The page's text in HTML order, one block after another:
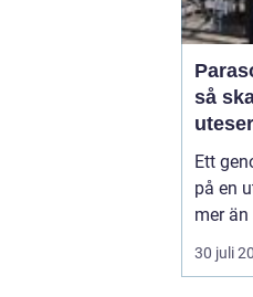
så
Ett
på en
mer
länge
30 juli